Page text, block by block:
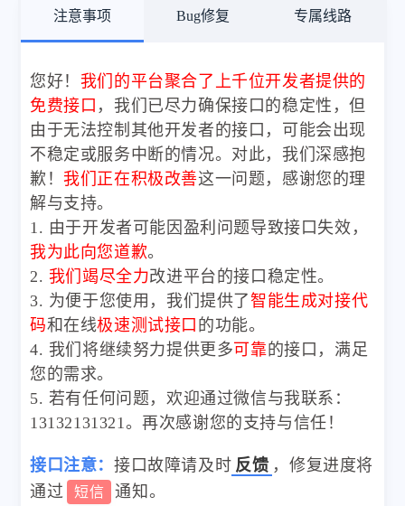
注意事项 Bug修复 专属线路
您好！ 我们的平台聚合了上千位开发者提供的
免费接口 ，我们已尽力确保接口的稳定性，但
由于无法控制其他开发者的接口，可能会出现
不稳定或服务中断的情况。对此，我们深感抱
歉！ 我们正在积极改善这一问题，感谢您的理
解与支持。
1. 由于开发者可能因盈利问题导致接口失效，
我为此向您道歉。
2. 我们竭尽全力改进平台的接口稳定性。
3. 为便于您使用，我们提供了智能生成对接代
码和在线极速测试接口 的功能。
4. 我们将继续努力提供更多可靠的接口，满足
您的需求。
5. 若有任何问题，欢迎通过微信与我联系：
13132131321。再次感谢您的支持与信任！
接口注意： 接口故障请及时 反馈 ，修复进度将
通过
短信 通知。